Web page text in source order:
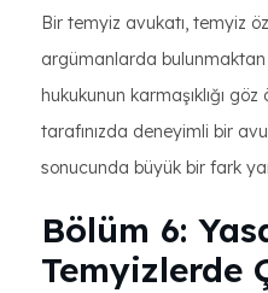
Bir temyiz avukatı, temyiz
argümanlarda bulunmaktan
hukukunun karmaşıklığı göz
tarafınızda deneyimli bir
sonucunda büyük bir fark
Bölüm 6:
Temyizlerde